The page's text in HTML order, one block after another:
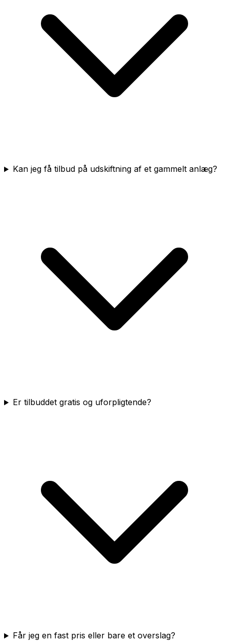
Kan jeg få tilbud på udskiftning af et gammelt anlæg?
Er tilbuddet gratis og uforpligtende?
Får jeg en fast pris eller bare et overslag?